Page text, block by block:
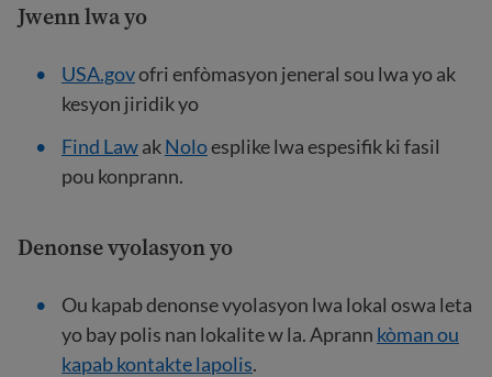
Jwenn lwa yo
USA.govofri enfòmasyon jeneral sou lwa yo ak
kesyon jiridik yo
Find LawakNoloesplike lwa espesifik ki fasil
pou konprann.
Denonse vyolasyon yo
Ou kapab denonse vyolasyon lwa lokal oswa leta
yo bay polis nan lokalite w la. Aprann kòman ou
kapab kontakte lapolis.